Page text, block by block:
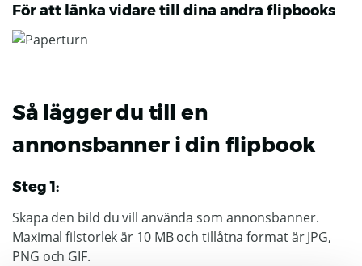
För att länka vidare till dina andra flipbooks
Så lägger du till en
annonsbanner i din flipbook
Steg 1:
Skapa den bild du vill använda som annonsbanner.
Maximal filstorlek är 10 MB och tillåtna format är JPG,
PNG och GIF.